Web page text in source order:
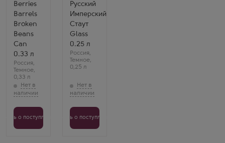
Berries
Barrels
Broken
Beans
Can
0.33 л
Россия,
Темное,
0,33 л
о поступлении
Русский
Имперский
Стаут
Glass
0.25 л
Россия,
Темное,
0,25 л
Узнать о поступлении